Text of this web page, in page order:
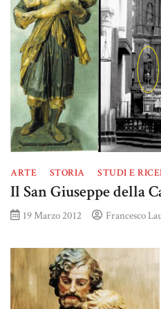
ARTE STORIA STUDI E
Il San Giuseppe della
19 Marzo 2012 Francesco